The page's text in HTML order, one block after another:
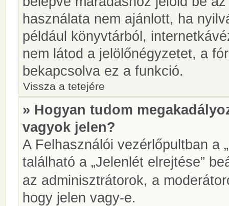
használata nem ajánlott, ha
például könyvtárból,
nem látod a jelölőnégyzetet, a
bekapcsolva ez a funkció.
Vissza a tetejére
» Hogyan tudom
vagyok jelen?
A Felhasználói vezérlőpultban a
található a „Jelenlét elrejtése”
az adminisztrátorok, a
hogy jelen vagy-e.